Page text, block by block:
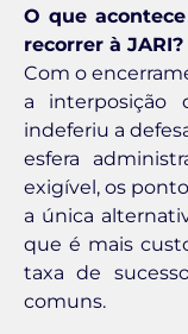
O que
recorrer à JARI?
Com o
a interposição
indeferiu a
esfera
exigível, os
a única
que é mais
taxa de
comuns.